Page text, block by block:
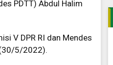
PDTT) Abdul Halim
V DPR RI dan Mendes
(30/5/2022).